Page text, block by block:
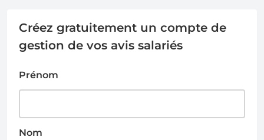
Créez gratuitement un compte de
gestion de vos avis salariés
Prénom
Nom